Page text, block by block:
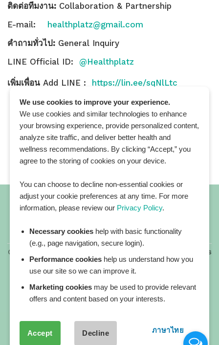
ติดต่อทีมงาน: Collaboration & Partnership
E-mail: healthplatz@gmail.com
คำถามทั่วไป: General Inquiry
LINE Official ID: @Healthplatz
เพิ่มเพื่อน Add LINE : https://lin.ee/sqNlLtc
All blog posts
Copyright 2026 ©
All rights reserved. HEALTHPLATZ™ is
a registered trademark of Adbrandture Co., Ltd.
Our website services, content, and products are for
informational purposes only. Healthplatz does not
provide medical advice, diagnosis, or treatment.
We use cookies to improve your experience.
We use cookies and similar technologies to enhance
your browsing experience, provide personalized content,
analyze site traffic, and deliver better health and
wellness recommendations. By clicking “Accept,” you
agree to the storing of cookies on your device.
You can choose to decline non-essential cookies or
adjust your cookie preferences at any time. For more
information, please review our Privacy Policy.
Necessary cookies help with basic functionality
(e.g., page navigation, secure login).
Performance cookies help us understand how you
use our site so we can improve it.
Marketing cookies may be used to provide relevant
offers and content based on your interests.
Accept Decline ภาษาไทย